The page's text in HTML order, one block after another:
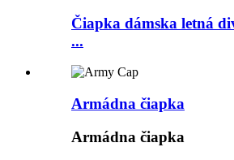
Čiapka dámska letná
...
Armádna čiapka
Armádna čiapka